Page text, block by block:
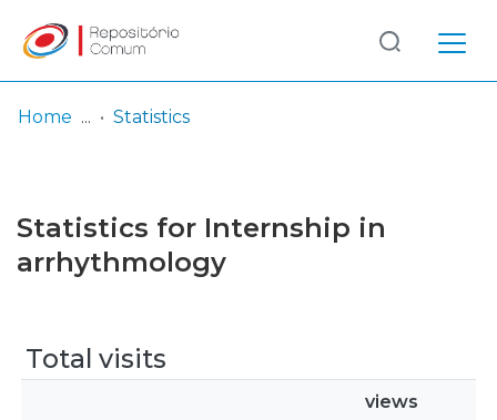
Browse repository
Log
In
(current)
Home Statistics
Statistics for Internship in
arrhythmology
Total visits
views